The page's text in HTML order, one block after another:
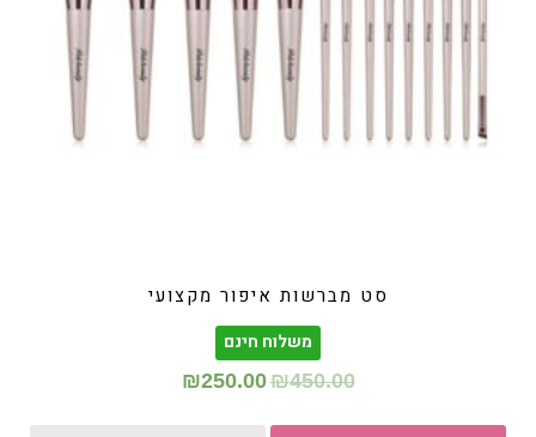
סט מברשות איפור מקצועי
משלוח חינם
₪450.00
₪250.00